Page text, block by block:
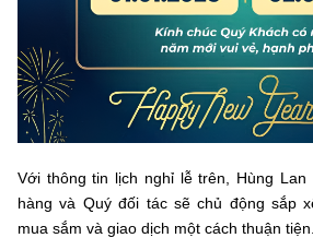
Với thông tin lịch nghỉ lễ trên, Hùng Lan
hàng và Quý đối tác sẽ chủ động sắp
mua sắm và giao dịch một cách thuận tiện.